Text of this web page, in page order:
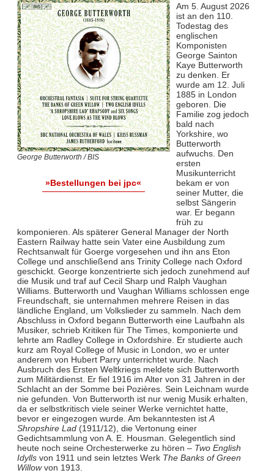
George Butterworth / BIS
»Bestellungen bei jpc«
Am 5. August 2026
ist an den 110.
Todestag des
englischen
Komponisten
George Sainton
Kaye Butterworth
zu denken. Er
wurde am 12. Juli
1885 in London
geboren. Die
Familie zog jedoch
bald nach
Yorkshire, wo
Butterworth
aufwuchs. Den
ersten
Musikunterricht
bekam er von
seiner Mutter, die
selbst Sängerin
war. Er begann
früh zu
komponieren. Als späterer General Manager der North
Eastern Railway hatte sein Vater eine Ausbildung zum
Rechtsanwalt für Goerge vorgesehen und ihn ans Eton
College und anschließend ans Trinity College nach Oxford
geschickt. George konzentrierte sich jedoch zunehmend auf
die Musik und traf auf Cecil Sharp und Ralph Vaughan
Williams. Butterworth und Vaughan Williams schlossen enge
Freundschaft, sie unternahmen mehrere Reisen in das
ländliche England, um Volkslieder zu sammeln. Nach dem
Abschluss in Oxford begann Butterworth eine Laufbahn als
Musiker, schrieb Kritiken für The Times, komponierte und
lehrte am Radley College in Oxfordshire. Er studierte auch
kurz am Royal College of Music in London, wo er unter
anderem von Hubert Parry unterrichtet wurde. Nach
Ausbruch des Ersten Weltkriegs meldete sich Butterworth
zum Militärdienst. Er fiel 1916 im Alter von 31 Jahren in der
Schlacht an der Somme bei Pozières. Sein Leichnam wurde
nie gefunden. Von Butterworth ist nur wenig Musik erhalten,
da er selbstkritisch viele seiner Werke vernichtet hatte,
bevor er eingezogen wurde. Am bekanntesten ist A
Shropshire Lad(1911/12), die Vertonung einer
Gedichtsammlung von A. E. Housman. Gelegentlich sind
heute noch seine Orchesterwerke zu hören – Two English
Idyllsvon 1911 und sein letztes Werk The Banks of Green
Willowvon 1913.